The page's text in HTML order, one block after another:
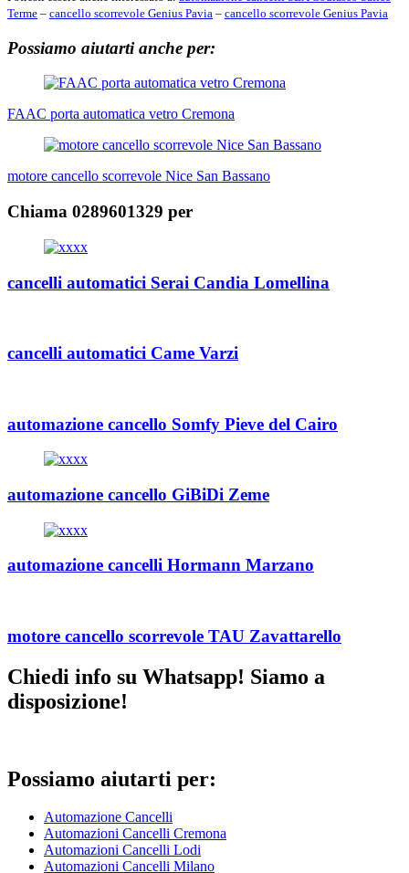
Terme – cancello scorrevole Genius Pavia – cancello scorrevole Genius Pavia
Possiamo aiutarti anche per:
Navigazione
articoli
FAAC porta automatica vetro Cremona
motore cancello scorrevole Nice San Bassano
Chiama 0289601329 per
cancelli automatici Serai Candia Lomellina
cancelli automatici Came Varzi
automazione cancello Somfy Pieve del Cairo
automazione cancello GiBiDi Zeme
automazione cancelli Hormann Marzano
motore cancello scorrevole TAU Zavattarello
Chiedi info su Whatsapp! Siamo a
disposizione!
Possiamo aiutarti per:
Automazione Cancelli
Automazioni Cancelli Cremona
Automazioni Cancelli Lodi
Automazioni Cancelli Milano